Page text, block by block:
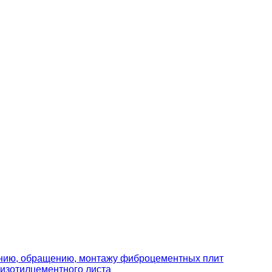
обращению, монтажу фиброцементных плит
листа